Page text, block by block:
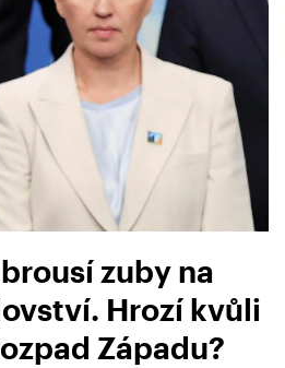
zuby na
Hrozí kvůli
Západu?